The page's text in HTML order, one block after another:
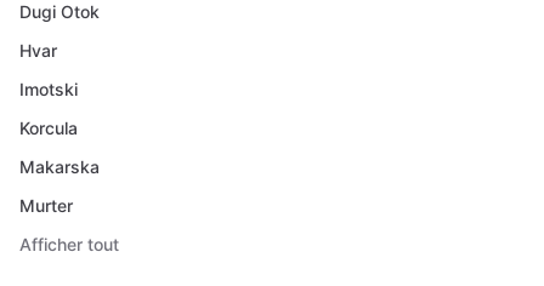
Dugi Otok
Hvar
Imotski
Korcula
Makarska
Murter
Afficher tout